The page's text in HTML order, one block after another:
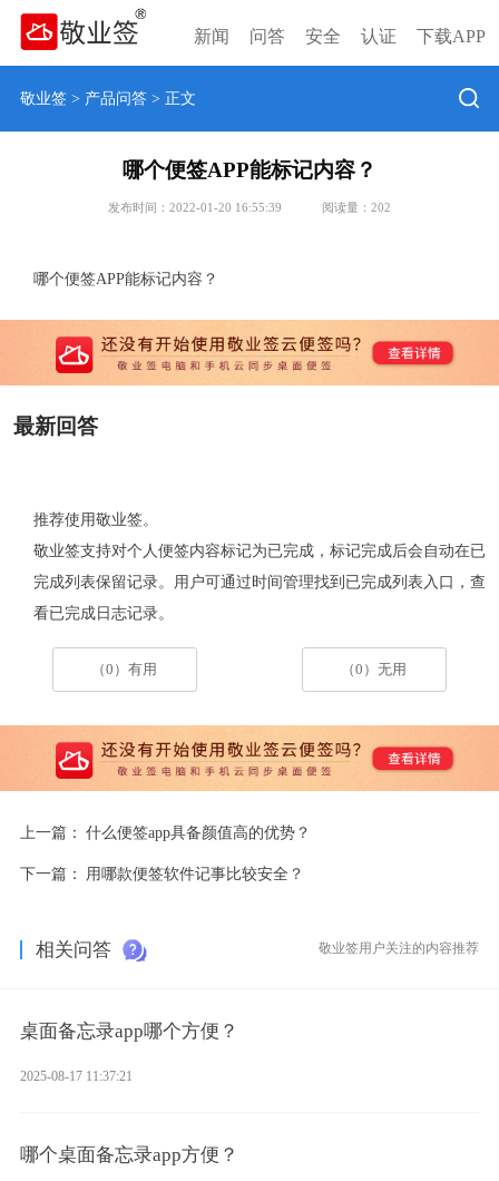
新闻 问答 安全 认证 下载APP
敬业签> 产品问答> 正文
哪个便签APP能标记内容？
发布时间：2022-01-20 16:55:39 阅读量： 202
哪个便签APP能标记内容？
最新回答
推荐使用敬业签。
敬业签支持对个人便签内容标记为已完成，标记完成后会自动在已
完成列表保留记录。用户可通过时间管理找到已完成列表入口，查
看已完成日志记录。
（0）有用 （0）无用
上一篇： 什么便签app具备颜值高的优势？
下一篇： 用哪款便签软件记事比较安全？
相关问答 敬业签用户关注的内容推荐
桌面备忘录app哪个方便？
2025-08-17 11:37:21
哪个桌面备忘录app方便？